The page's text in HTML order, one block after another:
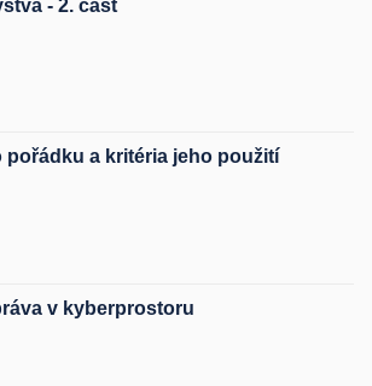
- 2. část
pořádku a kritéria jeho použití
v kyberprostoru